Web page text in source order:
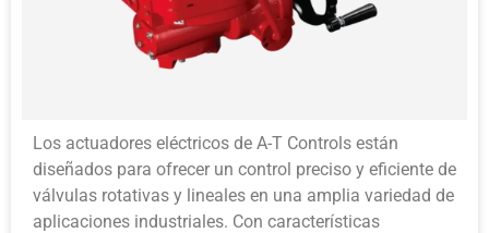
Los actuadores eléctricos de A-T Controls están
diseñados para ofrecer un control preciso y eficiente de
válvulas rotativas y lineales en una amplia variedad de
aplicaciones industriales. Con características